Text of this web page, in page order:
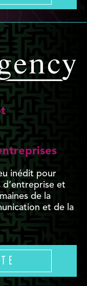
inédit pour
d’entreprise et
de la
et de la